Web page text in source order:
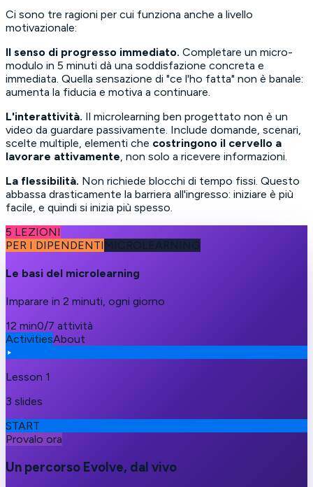
Ci sono tre ragioni per cui funziona anche a livello
motivazionale:
Il senso di progresso immediato. Completare un micro-
modulo in 5 minuti dà una soddisfazione concreta e
immediata. Quella sensazione di "ce l'ho fatta" non è banale:
aumenta la fiducia e motiva a continuare.
L'interattività. Il microlearning ben progettato non è un
video da guardare passivamente. Include domande, scenari,
scelte multiple, elementi che costringono il cervello a
lavorare attivamente , non solo a ricevere informazioni.
La flessibilità. Non richiede blocchi di tempo fissi. Questo
abbassa drasticamente la barriera all'ingresso: iniziare è più
facile, e quindi si inizia più spesso.
5 LEZIONI
PER I DIPENDENTI
Le basi del microlearning
Imparare in 2 minuti, ogni giorno
12 min0/7 attività
ActivitiesAbout
Lesson 1
3 slides
START
Provalo ora
Un percorso Evolve, dal vivo